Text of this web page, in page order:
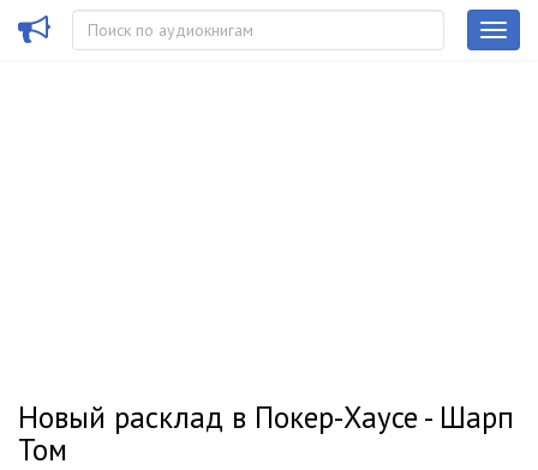
Новый расклад в Покер-Хаусе - Шарп
Том